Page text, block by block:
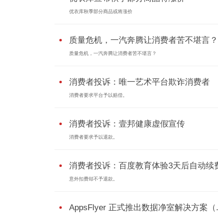
优衣库秋季部分商品或将涨价
质量危机，一汽奔腾让消费者苦不堪言？
质量危机，一汽奔腾让消费者苦不堪言？
消费者投诉：唯一艺术平台欺诈消费者
消费者要求平台予以赔偿。
消费者投诉：壹邦健康虚假宣传
消费者要求予以退款。
消费者投诉：百度教育体验3天后自动续
意外扣费却不予退款。
AppsFlyer 正式推出数据净室解决方案（